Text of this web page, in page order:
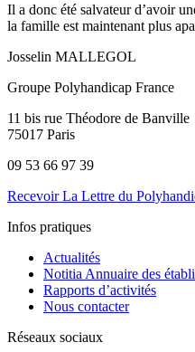
Il a donc été salvateur d’avoir
la famille est maintenant plus
Josselin MALLEGOL
Groupe Polyhandicap France
11 bis rue Théodore de Banville
75017 Paris
09 53 66 97 39
Recevoir La Lettre du
Infos pratiques
Actualités
Notitia Annuaire des
Rapports d’activités
Nous contacter
Réseaux sociaux